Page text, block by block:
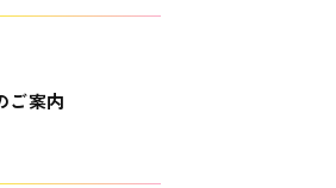
ご案内